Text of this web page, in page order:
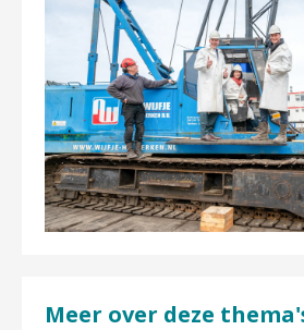
Meer over deze